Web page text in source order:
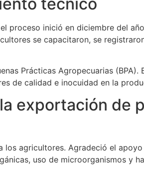
proceso inició en diciembre del
se capacitaron, se
Prácticas Agropecuarias (BPA).
de calidad e inocuidad en la
exportación de
los agricultores. Agradeció el
uso de microorganismos y